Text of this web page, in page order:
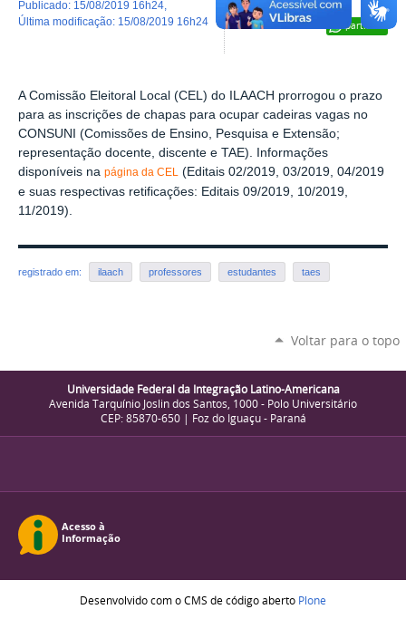
Compartilhar
publicado: 15/08/2019 16h24
última modificação: 15/08/2019 16h24
A Comissão Eleitoral Local (CEL) do ILAACH prorrogou o prazo
para as inscrições de chapas para ocupar cadeiras vagas no
CONSUNI (Comissões de Ensino, Pesquisa e Extensão;
representação docente, discente e TAE). Informações
disponíveis na página da CEL (Editais 02/2019, 03/2019, 04/2019
e suas respectivas retificações: Editais 09/2019, 10/2019,
11/2019).
registrado em: ilaach professores estudantes taes
Voltar para o topo
Universidade Federal da Integração Latino-Americana
Avenida Tarquínio Joslin dos Santos, 1000 - Polo Universitário
CEP: 85870-650 | Foz do Iguaçu - Paraná
Desenvolvido com o CMS de código aberto Plone